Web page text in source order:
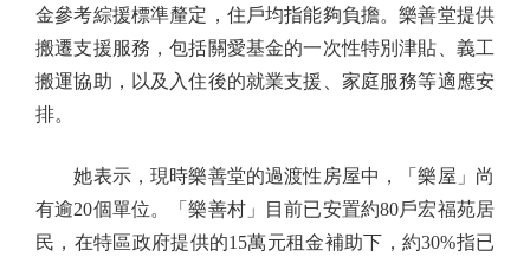
金參考綜援標準釐定，住戶均指能夠負擔。樂善堂提供
搬遷支援服務，包括關愛基金的一次性特別津貼、義工
搬運協助，以及入住後的就業支援、家庭服務等適應安
排。
她表示，現時樂善堂的過渡性房屋中，「樂屋」尚
有逾20個單位。「樂善村」目前已安置約80戶宏福苑居
民，在特區政府提供的15萬元租金補助下，約30%指已